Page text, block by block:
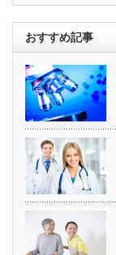
おすすめ記事